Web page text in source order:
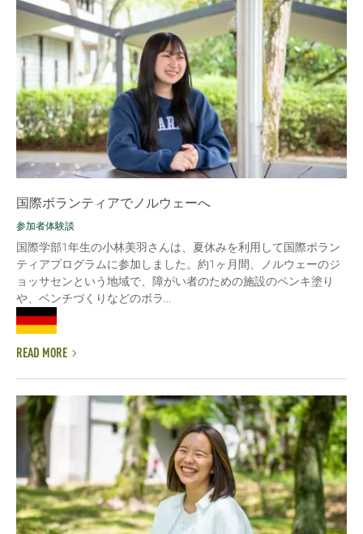
国際ボランティアでノルウェーへ
参加者体験談
国際学部1年生の小林美羽さんは、夏休みを利用して国際ボラン
ティアプログラムに参加しました。約1ヶ月間、ノルウェーのジ
ョッサセンという地域で、障がい者のための施設のペンキ塗り
や、ベンチづくりなどのボラ...
READ MORE